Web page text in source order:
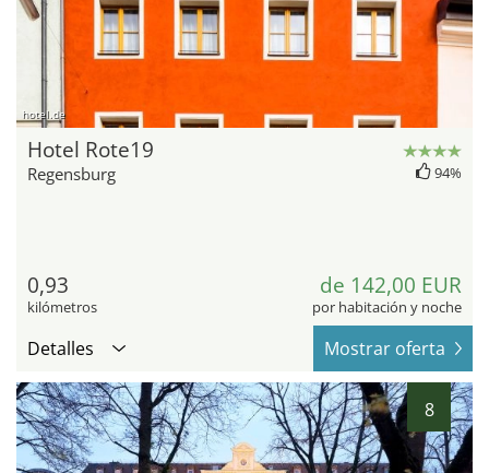
hotel.de
Hotel Rote19
Regensburg 94%
0,93
kilómetros
de 142,00 EUR
por habitación y noche
Detalles Mostrar oferta
8